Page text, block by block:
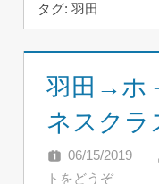
タグ: 羽田
羽田→ホ
ネスク
06/15/2019
トをどうぞ